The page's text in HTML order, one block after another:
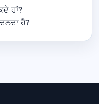
ਹਾਂ?
ਹੈ?